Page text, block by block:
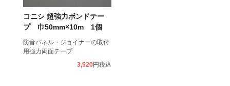
防音パネル・ジョイナーの取付
用強力両面テープ
コニシ 超強力ボンドテー
プ 巾50mm×10m 1個
3,520 税込